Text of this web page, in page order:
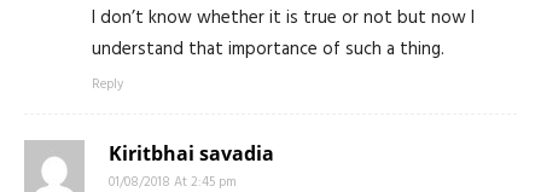
I don’t know whether it is true or not but now I
understand that importance of such a thing.
Reply
Kiritbhai savadia
01/08/2018 At 2:45 pm